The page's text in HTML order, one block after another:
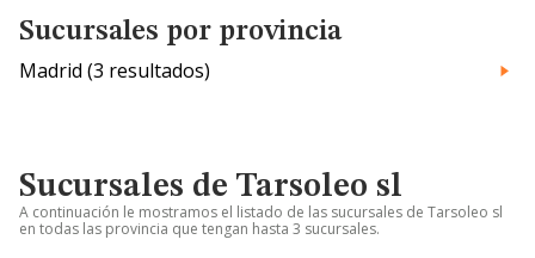
Sucursales por provincia
Madrid (3 resultados)
Sucursales de Tarsoleo sl
A continuación le mostramos el listado de las sucursales de Tarsoleo sl
en todas las provincia que tengan hasta 3 sucursales.